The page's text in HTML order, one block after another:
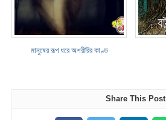
মানুষের রূপ ধরে অশরীরির কাণ্ড
Share This Post